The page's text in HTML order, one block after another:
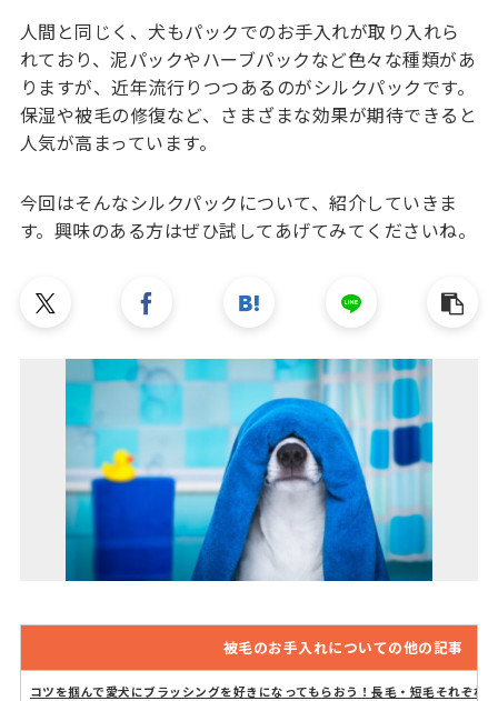
人間と同じく、犬もパックでのお手入れが取り入れら
れており、泥パックやハーブパックなど色々な種類があ
りますが、近年流行りつつあるのがシルクパックです。
保湿や被毛の修復など、さまざまな効果が期待できると
人気が高まっています。
今回はそんなシルクパックについて、紹介していきま
す。興味のある方はぜひ試してあげてみてくださいね。
被毛のお手入れについての他の記事
コツを掴んで愛犬にブラッシングを好きになってもらおう！長毛・短毛それぞれ